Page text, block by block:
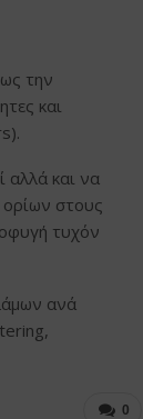
την
και
αλλά και να
στους
τυχόν
ανά
0